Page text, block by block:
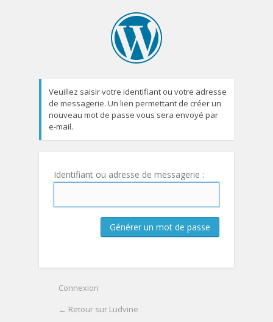
Veuillez saisir votre identifiant ou votre adresse
de messagerie. Un lien permettant de créer un
nouveau mot de passe vous sera envoyé par
e-mail.
Identifiant ou adresse de messagerie :
Connexion
← Retour sur Ludvine